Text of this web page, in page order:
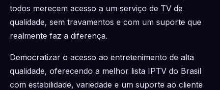
todos merecem acesso a um serviço de TV de
qualidade, sem travamentos e com um suporte que
realmente faz a diferença.
Democratizar o acesso ao entretenimento de alta
qualidade, oferecendo a melhor lista IPTV do Brasil
com estabilidade, variedade e um suporte ao cliente